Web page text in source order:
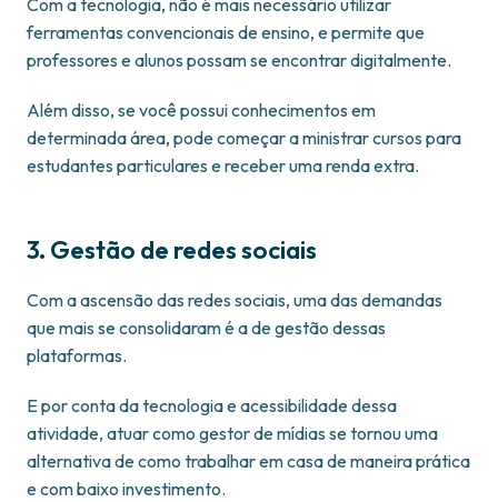
Com a tecnologia, não é mais necessário utilizar
ferramentas convencionais de ensino, e permite que
professores e alunos possam se encontrar digitalmente.
Além disso, se você possui conhecimentos em
determinada área, pode começar a ministrar cursos para
estudantes particulares e receber uma renda extra.
3. Gestão de redes sociais
Com a ascensão das redes sociais, uma das demandas
que mais se consolidaram é a de gestão dessas
plataformas.
E por conta da tecnologia e acessibilidade dessa
atividade, atuar como gestor de mídias se tornou uma
alternativa de como trabalhar em casa de maneira prática
e com baixo investimento.